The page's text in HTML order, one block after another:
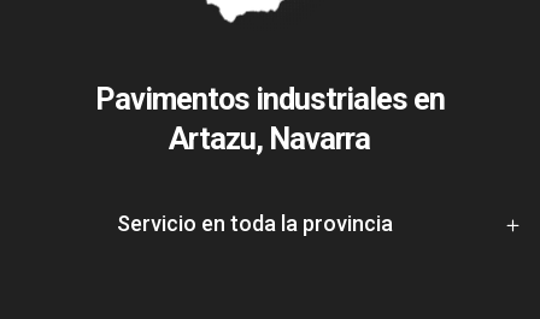
Pavimentos industriales en
Artazu, Navarra
Servicio en toda la provincia